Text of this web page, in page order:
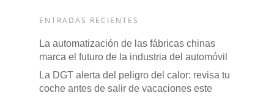
ENTRADAS RECIENTES
La automatización de las fábricas chinas
marca el futuro de la industria del automóvil
La DGT alerta del peligro del calor: revisa tu
coche antes de salir de vacaciones este